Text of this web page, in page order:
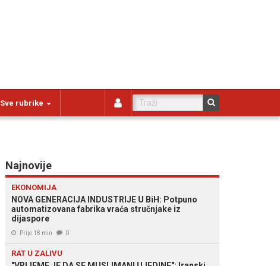
Sve rubrike
Najnovije
EKONOMIJA
NOVA GENERACIJA INDUSTRIJE U BiH: Potpuno
automatizovana fabrika vraća stručnjake iz
dijaspore
Prije 18 min 0
RAT U ZALIVU